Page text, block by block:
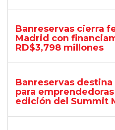
Banreservas cierra
Madrid con
RD$3,798 millones
Banreservas
para
edición del Summit